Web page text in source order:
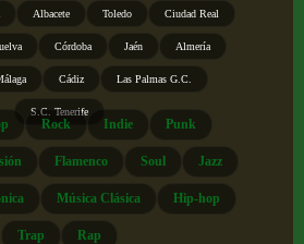
Albacete Toledo Ciudad Real
Córdoba Jaén Almería
Cádiz Las Palmas G.C.
S.C. Tenerife
Rock Indie Punk
Flamenco Soul Jazz
Música Clásica Hip-hop
Trap Rap